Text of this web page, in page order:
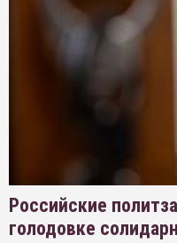
Российские
голодовке